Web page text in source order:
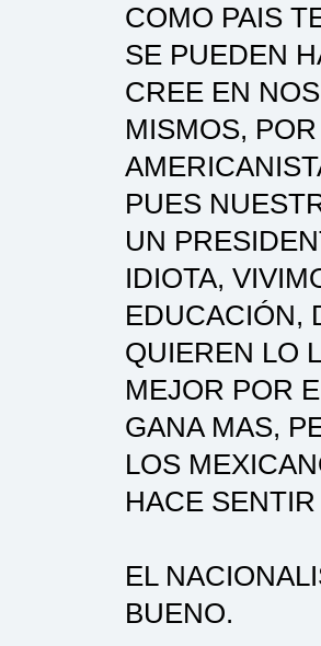
COMO PAIS
SE PUEDEN
CREE EN
MISMOS,
PUES
UN
IDIOTA,
EDUCACIÓN,
QUIEREN LO
MEJOR POR
GANA MAS,
LOS
HACE
EL
BUENO.